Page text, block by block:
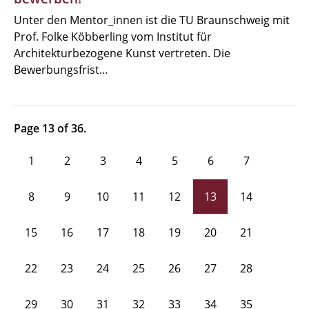
Unter den Mentor_innen ist die TU Braunschweig mit
Prof. Folke Köbberling vom Institut für
Architekturbezogene Kunst vertreten. Die
Bewerbungsfrist…
Page 13 of 36.
1 2 3 4 5 6 7
8 9 10 11 12 13 14
15 16 17 18 19 20 21
22 23 24 25 26 27 28
29 30 31 32 33 34 35